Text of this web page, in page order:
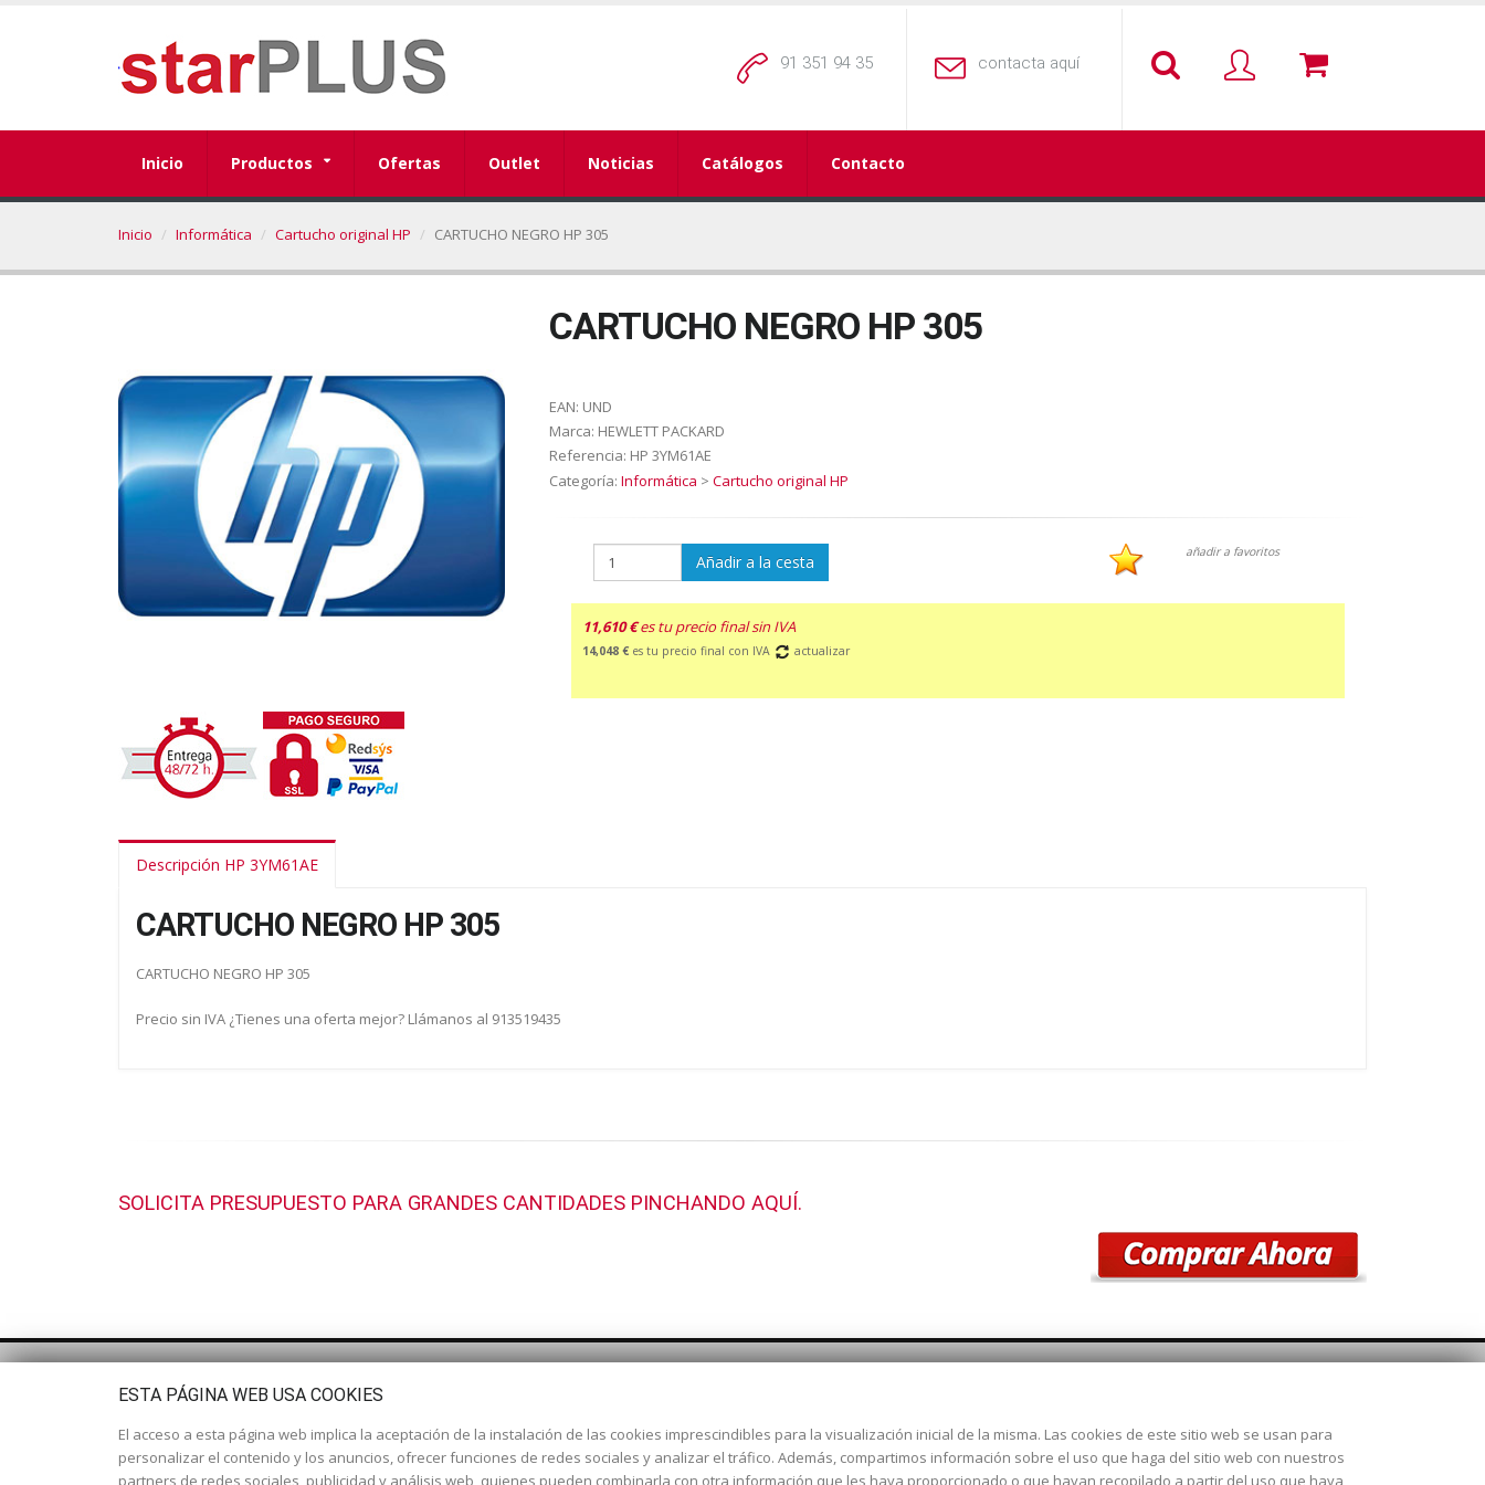
91 351 94 35 contacta aquí
Inicio Productos Ofertas Outlet Noticias Catálogos Contacto
Inicio Informática Cartucho original HP CARTUCHO NEGRO HP 305
CARTUCHO NEGRO HP 305
EAN: UND
Marca: HEWLETT PACKARD
Referencia: HP 3YM61AE
Categoría: Informática > Cartucho original HP
Añadir a la cesta añadir a favoritos
11,610 € es tu precio final sin IVA
14,048 € es tu precio final con IVA actualizar
Descripción HP 3YM61AE
CARTUCHO NEGRO HP 305
CARTUCHO NEGRO HP 305
Precio sin IVA ¿Tienes una oferta mejor? Llámanos al 913519435
SOLICITA PRESUPUESTO PARA GRANDES CANTIDADES PINCHANDO AQUÍ.
Dirección:c/ Cercedilla nº 14, 28925
Alcorcón
ESTA PÁGINA WEB USA COOKIES
El acceso a esta página web implica la aceptación de la instalación de las cookies imprescindibles para la visualización inicial de la misma. Las cookies de este sitio web se usan para
personalizar el contenido y los anuncios, ofrecer funciones de redes sociales y analizar el tráfico. Además, compartimos información sobre el uso que haga del sitio web con nuestros
partners de redes sociales, publicidad y análisis web, quienes pueden combinarla con otra información que les haya proporcionado o que hayan recopilado a partir del uso que haya